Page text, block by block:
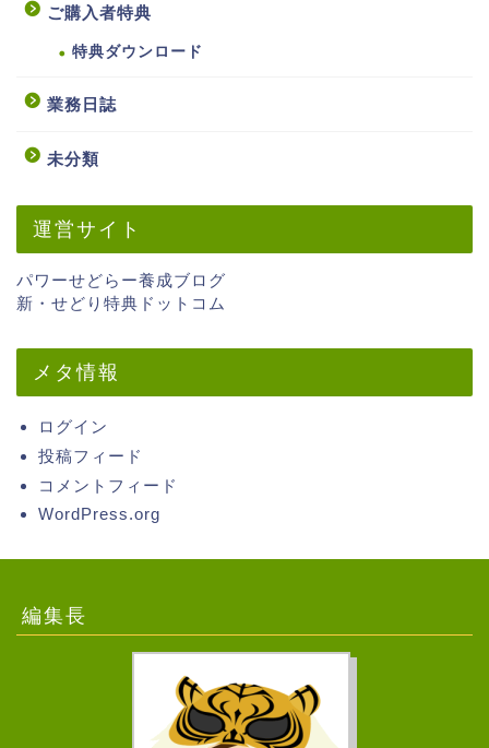
ご購入者特典
特典ダウンロード
業務日誌
未分類
運営サイト
パワーせどらー養成ブログ
新・せどり特典ドットコム
メタ情報
ログイン
投稿フィード
コメントフィード
WordPress.org
編集長